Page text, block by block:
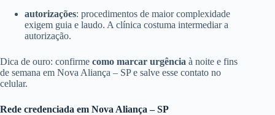
autorizações: procedimentos de maior complexidade
exigem guia e laudo. A clínica costuma intermediar a
autorização.
Dica de ouro: confirme como marcar urgência à noite e fins
de semana em Nova Aliança – SP e salve esse contato no
celular.
Rede credenciada em Nova Aliança – SP